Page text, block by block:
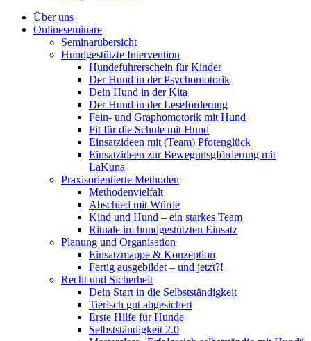
Über uns
Onlineseminare
Seminarübersicht
Hundgestützte Intervention
Hundeführerschein für Kinder
Der Hund in der Psychomotorik
Dein Hund in der Kita
Der Hund in der Leseförderung
Fein- und Graphomotorik mit Hund
Fit für die Schule mit Hund
Einsatzideen mit (Team) Pfotenglück
Einsatzideen zur Bewegunsgförderung mit
LaKuna
Praxisorientierte Methoden
Methodenvielfalt
Abschied mit Würde
Kind und Hund – ein starkes Team
Rituale im hundgestützten Einsatz
Planung und Organisation
Einsatzmappe & Konzeption
Fertig ausgebildet – und jetzt?!
Recht und Sicherheit
Dein Start in die Selbstständigkeit
Tierisch gut abgesichert
Erste Hilfe für Hunde
Selbstständigkeit 2.0